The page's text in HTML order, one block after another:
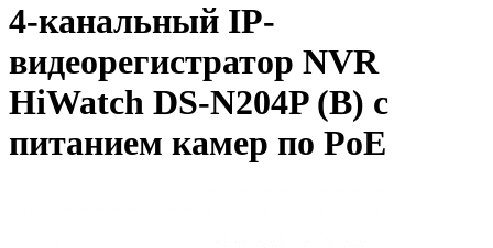
4-канальный IP-
видеорегистратор NVR
HiWatch DS-N204P (B) с
питанием камер по PoE